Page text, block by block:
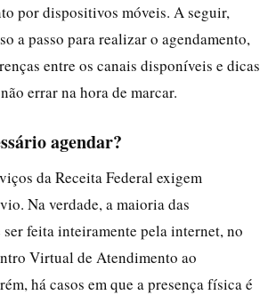
por dispositivos móveis. A seguir,
a passo para realizar o agendamento,
entre os canais disponíveis e dicas
errar na hora de marcar.
agendar?
da Receita Federal exigem
Na verdade, a maioria das
feita inteiramente pela internet, no
Virtual de Atendimento ao
há casos em que a presença física é